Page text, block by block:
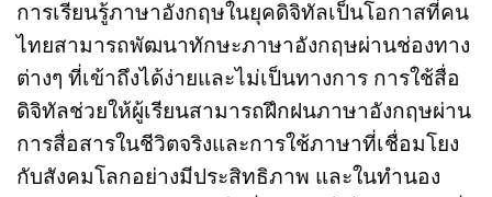
การเรียนรู้ภาษาอังกฤษในยุคดิจิทัลเป็นโอกาสที่คน
ไทยสามารถพัฒนาทักษะภาษาอังกฤษผ่านช่องทาง
ต่างๆ ที่เข้าถึงได้ง่ายและไม่เป็นทางการ การใช้สื่อ
ดิจิทัลช่วยให้ผู้เรียนสามารถฝึกฝนภาษาอังกฤษผ่าน
การสื่อสารในชีวิตจริงและการใช้ภาษาที่เชื่อมโยง
กับสังคมโลกอย่างมีประสิทธิภาพ และในทำนอง